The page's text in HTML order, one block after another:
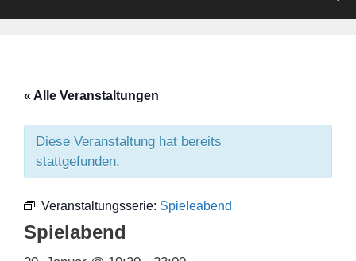
« Alle Veranstaltungen
Diese Veranstaltung hat bereits
stattgefunden.
Veranstaltungsserie: Spieleabend
Spielabend